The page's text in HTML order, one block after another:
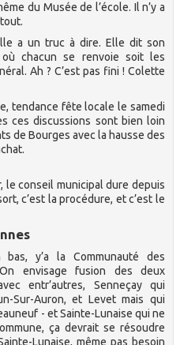
du Musée de l’école. Il n’y a
a un truc à dire. Elle dit son
chacun se renvoie soit les
Ah ? C’est pas fini ! Colette
tendance fête locale le samedi
ces discussions sont bien loin
de Bourges avec la hausse des
le conseil municipal dure depuis
c’est la procédure, et c’est le
y’a la Communauté des
envisage fusion des deux
entr’autres, Senneçay qui
Sur-Auron, et Levet mais qui
- et Sainte-Lunaise qui ne
ça devrait se résoudre
Lunaise, même pas besoin